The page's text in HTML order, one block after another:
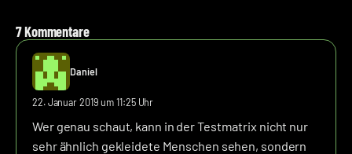
7 Kommentare
Daniel
22. Januar 2019 um 11:25 Uhr
Wer genau schaut, kann in der Testmatrix nicht nur
sehr ähnlich gekleidete Menschen sehen, sondern